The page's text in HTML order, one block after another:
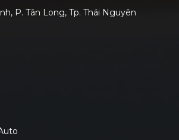
P. Tân Long, Tp. Thái Nguyên